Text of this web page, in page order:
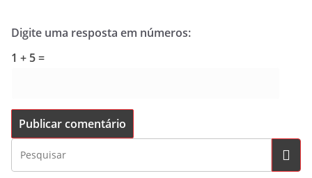
Digite uma resposta em números:
1 + 5 =